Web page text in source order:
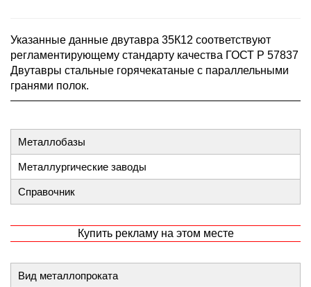
Указанные данные двутавра 35К12 соответствуют
регламентирующему стандарту качества ГОСТ Р 57837
Двутавры стальные горячекатаные с параллельными
гранями полок.
Металлобазы
Металлургические заводы
Справочник
Купить рекламу на этом месте
Вид металлопроката